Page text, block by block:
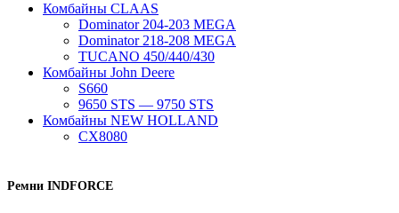
Комбайны CLAAS
Dominator 204-203 MEGA
Dominator 218-208 MEGA
TUCANO 450/440/430
Комбайны John Deere
S660
9650 STS — 9750 STS
Комбайны NEW HOLLAND
CX8080
Ремни INDFORCE